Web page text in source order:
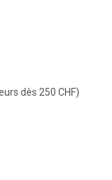
dès 250 CHF)